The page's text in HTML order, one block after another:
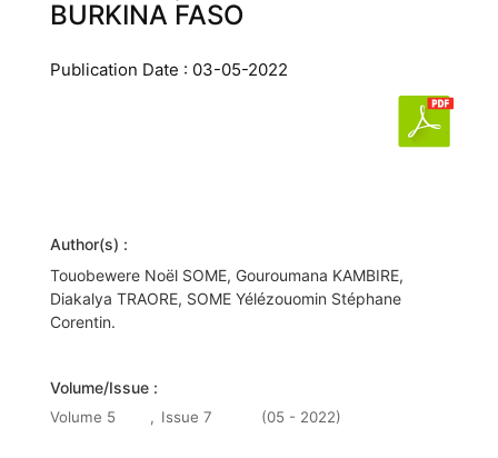
BURKINA FASO
Publication Date : 03-05-2022
Author(s) :
Touobewere Noël SOME, Gouroumana KAMBIRE,
Diakalya TRAORE, SOME Yélézouomin Stéphane
Corentin.
Volume/Issue :
Volume 5 , Issue 7 (05 - 2022)